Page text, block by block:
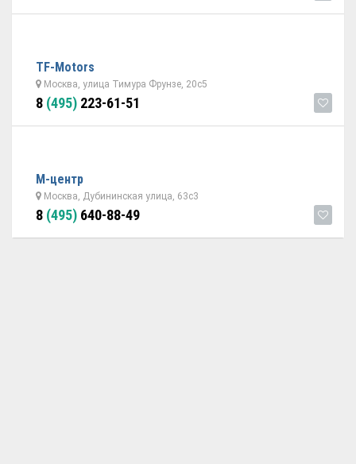
TF-Motors
Москва, улица Тимура Фрунзе, 20с5
8 (495) 223-61-51
М-центр
Москва, Дубининская улица, 63с3
8 (495) 640-88-49